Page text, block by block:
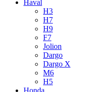
Haval
H3
H7
H9
F7
Jolion
Dargo
Dargo X
M6
H5
Honda